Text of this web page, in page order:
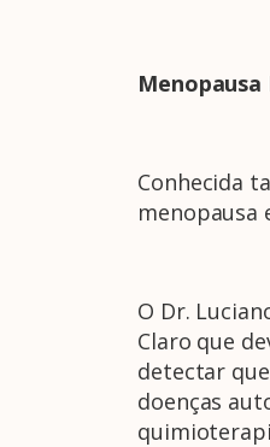
Menopausa
Conhecida
menopausa
O Dr.
Claro que
detectar
doenças